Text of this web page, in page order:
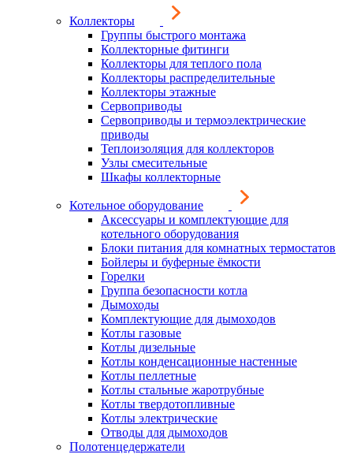
Коллекторы
Группы быстрого монтажа
Коллекторные фитинги
Коллекторы для теплого пола
Коллекторы распределительные
Коллекторы этажные
Сервоприводы
Сервоприводы и термоэлектрические
приводы
Теплоизоляция для коллекторов
Узлы смесительные
Шкафы коллекторные
Котельное оборудование
Аксессуары и комплектующие для
котельного оборудования
Блоки питания для комнатных термостатов
Бойлеры и буферные ёмкости
Горелки
Группа безопасности котла
Дымоходы
Комплектующие для дымоходов
Котлы газовые
Котлы дизельные
Котлы конденсационные настенные
Котлы пеллетные
Котлы стальные жаротрубные
Котлы твердотопливные
Котлы электрические
Отводы для дымоходов
Полотенцедержатели